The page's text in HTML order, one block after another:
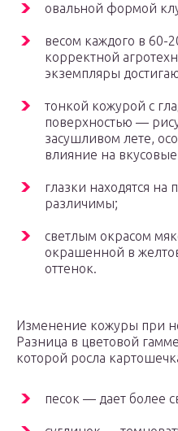
овальной формой
весом каждого в 60-
корректной
экземпляры
тонкой кожурой с
поверхностью —
засушливом лете,
влияние на вкусовые
глазки находятся на
различимы;
светлым окрасом
окрашенной в
оттенок.
Изменение кожуры при
Разница в цветовой
которой росла
песок — дает более